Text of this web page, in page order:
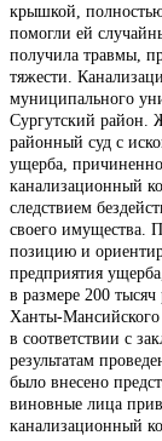
крышкой,
помогли ей
получила травмы,
тяжести.
муниципального
Сургутский район.
районный суд с
ущерба,
канализационный
следствием
своего имущества.
позицию и
предприятия
в размере 200
Ханты-
в соответствии с
результатам
было внесено
виновные лица
канализационный